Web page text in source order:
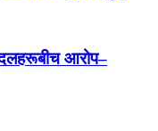
दलहरूबीच आरोप–